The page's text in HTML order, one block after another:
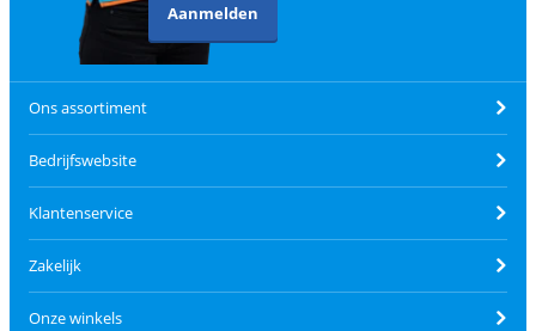
Aanmelden
Ons assortiment
Bedrijfswebsite
Klantenservice
Zakelijk
Onze winkels